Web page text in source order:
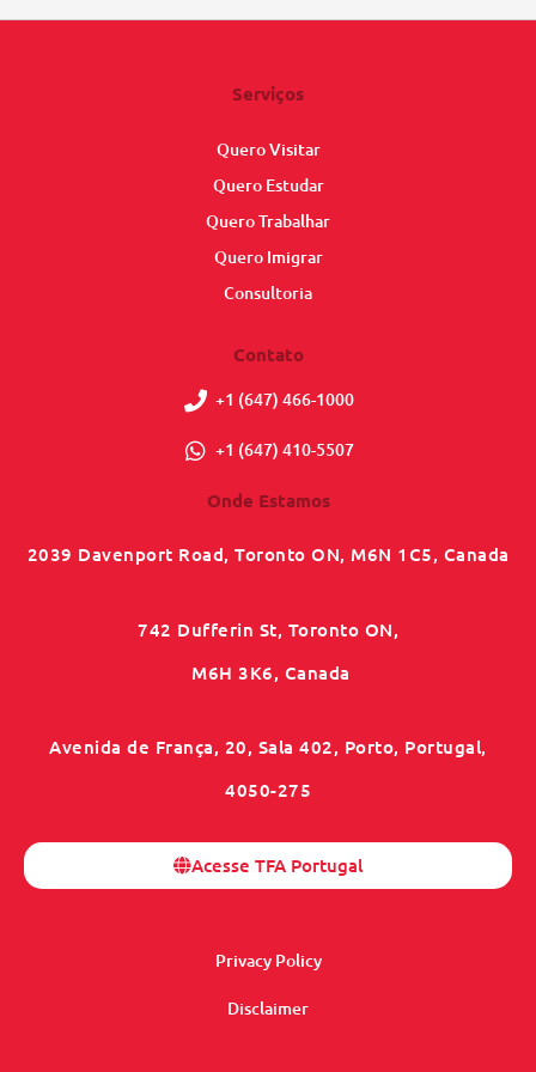
Serviços
Quero Visitar
Quero Estudar
Quero Trabalhar
Quero Imigrar
Consultoria
Contato
+1 (647) 466-1000
+1 (647) 410-5507
Onde Estamos
2039 Davenport Road, Toronto ON, M6N 1C5, Canada
742 Dufferin St, Toronto ON,
M6H 3K6, Canada
Avenida de França, 20, Sala 402, Porto, Portugal,
4050-275
Acesse TFA Portugal
Privacy Policy
Disclaimer